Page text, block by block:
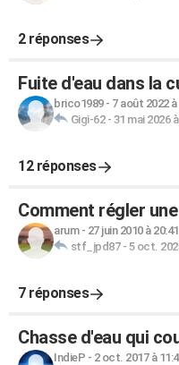
2 réponses
Fuite d'eau dans la
brico1989- 7 août 2022 à
Gigi-62- 31 mai 2026
12 réponses
Comment régler
arum- 27 juin 2010 à 20:41
stf_jpd87- 5 oct.
7 réponses
Chasse d'eau qui
IndieP - 2 oct. 2017 à